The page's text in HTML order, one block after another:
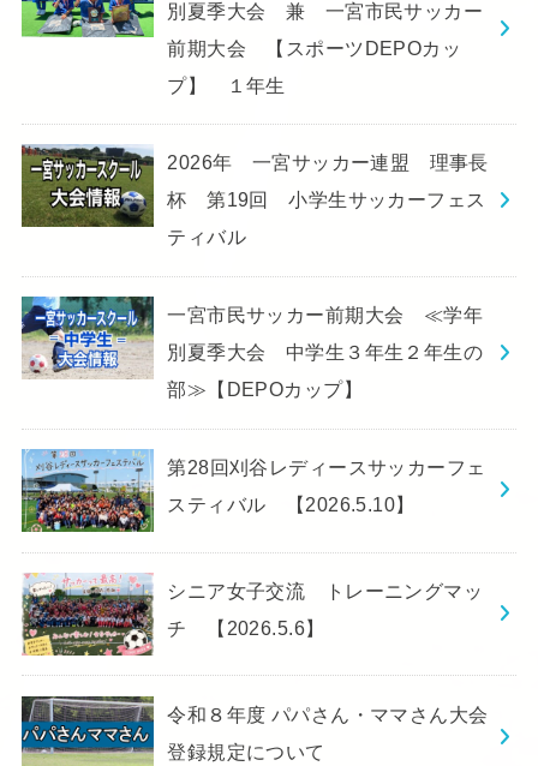
別夏季大会 兼 一宮市民サッカー
前期大会 【スポーツDEPOカッ
プ】 １年生
2026年 一宮サッカー連盟 理事長
杯 第19回 小学生サッカーフェス
ティバル
一宮市民サッカー前期大会 ≪学年
別夏季大会 中学生３年生２年生の
部≫【DEPOカップ】
第28回刈谷レディースサッカーフェ
スティバル 【2026.5.10】
シニア女子交流 トレーニングマッ
チ 【2026.5.6】
令和８年度 パパさん・ママさん大会
登録規定について